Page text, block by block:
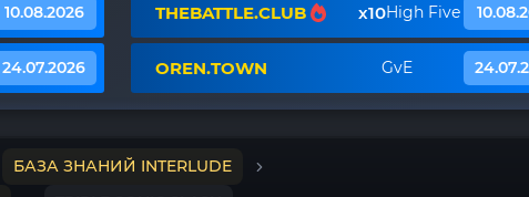
10.08.2026
24.07.2026
THEBATTLE.CLUB x10High Five
OREN.TOWN GvE
БАЗА ЗНАНИЙ INTERLUDE